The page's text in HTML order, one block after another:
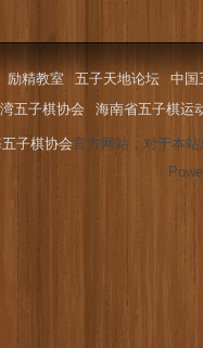
励精教室 五子天地论坛
中国
五子棋协会 海南省五子棋运
子棋协会官方网站，对于本